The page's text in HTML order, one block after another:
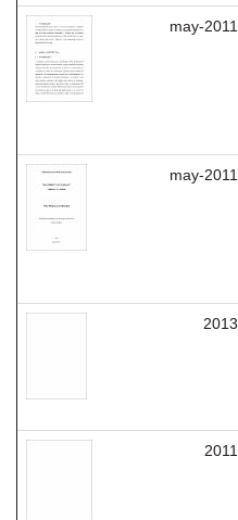
may-2011
may-2011
2013
2011